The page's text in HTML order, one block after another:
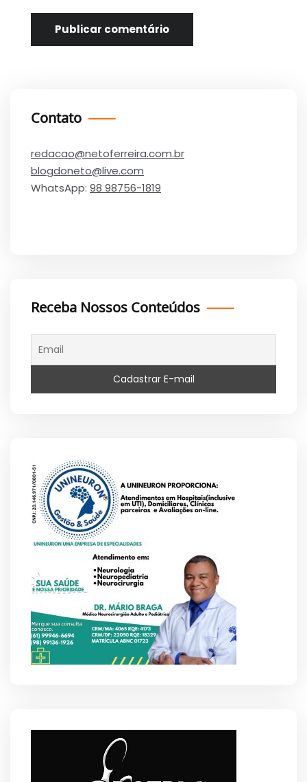
Contato
redacao@netoferreira.com.br
blogdoneto@live.com
WhatsApp: 98 98756-1819
Receba Nossos Conteúdos